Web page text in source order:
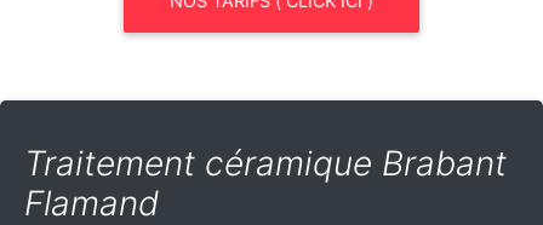
Traitement céramique Brabant
Flamand